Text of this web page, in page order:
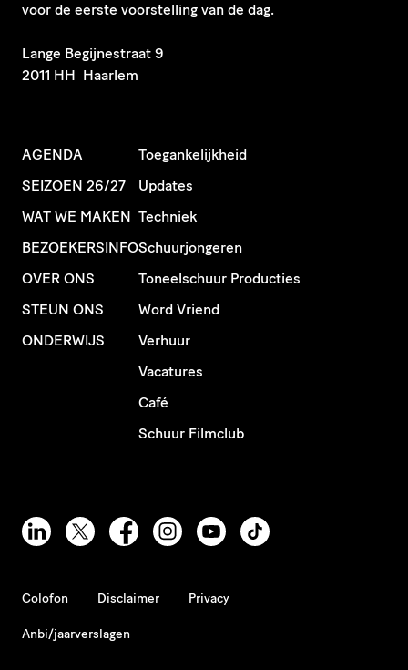
voor de eerste voorstelling van de dag.
​Lange Begijnestraat 9
2011 HH Haarlem
AGENDA
SEIZOEN 26/27
WAT WE MAKEN
BEZOEKERSINFO
OVER ONS
STEUN ONS
ONDERWIJS
Toegankelijkheid
Updates
Techniek
Schuurjongeren
Toneelschuur Producties
Word Vriend
Verhuur
Vacatures
Café
Schuur Filmclub
Colofon Disclaimer Privacy
Anbi/jaarverslagen